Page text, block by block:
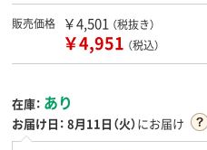
販売価格 ￥4,501 （税抜き）
￥4,951 （税込）
在庫： あり
お届け日： 8月11日（火）にお届け